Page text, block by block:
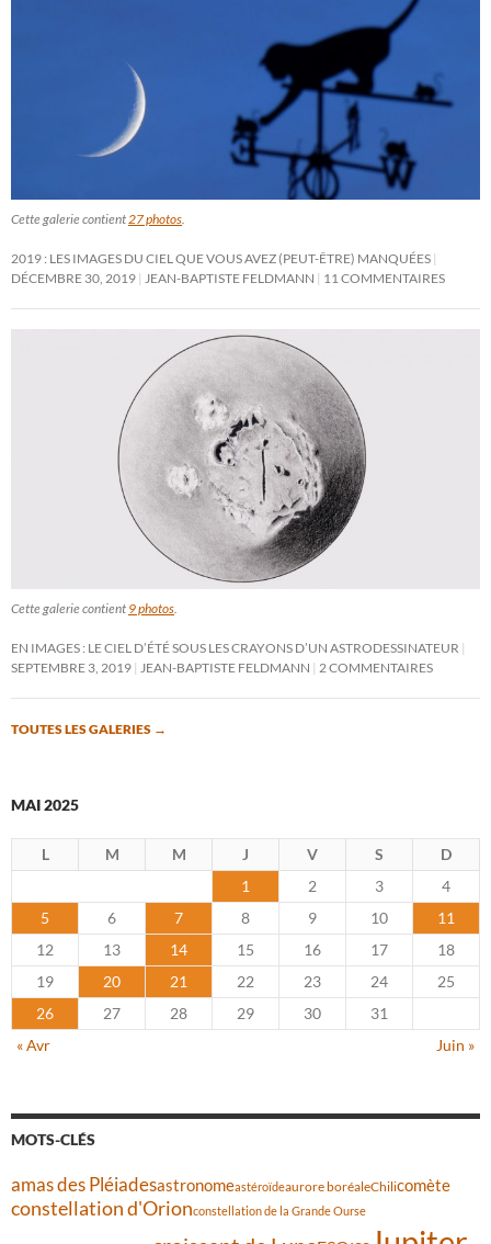
Cette galerie contient27 photos.
2019 : LES IMAGES DU CIEL QUE VOUS AVEZ (PEUT-ÊTRE) MANQUÉES
DÉCEMBRE 30, 2019 JEAN-BAPTISTE FELDMANN 11 COMMENTAIRES
Cette galerie contient 9 photos.
EN IMAGES : LE CIEL D’ÉTÉ SOUS LES CRAYONS D’UN ASTRODESSINATEUR
SEPTEMBRE 3, 2019 JEAN-BAPTISTE FELDMANN 2 COMMENTAIRES
TOUTES LES GALERIES →
MAI 2025
L M M J V S
D
1
2 3
4
5
6 7 8 9 10
11
12
13 14 15 16 17
18
19
20 21 22 23 24
25
26
27 28 29 30
31
« Avr
Juin »
MOTS-CLÉS
amas des Pléiadesastronomeastéroïdeaurore boréaleChilicomète
constellation d'Orionconstellation de la Grande Ourse